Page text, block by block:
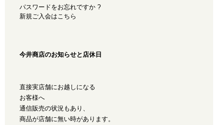
パスワードをお忘れですか ?
新規ご入会はこちら
今井商店のお知らせと店休日
直接実店舗にお越しになる
お客様へ
通信販売の状況もあり、
商品が店舗に無い時があります。